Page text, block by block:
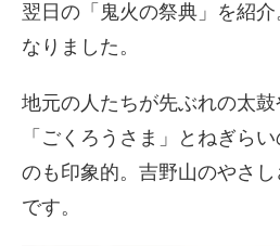
翌日の「鬼火の祭典」を紹
なりました。
地元の人たちが先ぶれの太
「ごくろうさま」とねぎら
のも印象的。吉野山のやさ
です。